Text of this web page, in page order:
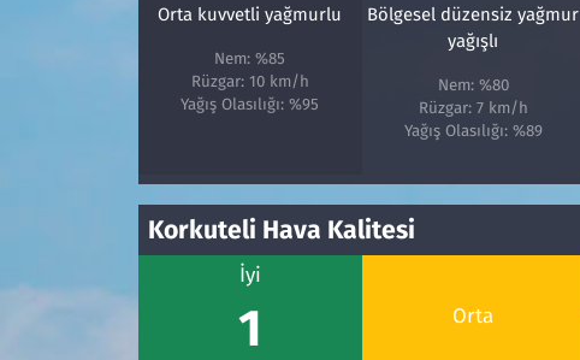
Orta kuvvetli yağmurlu
Nem: %85
Rüzgar: 10 km/h
Yağış Olasılığı: %95
Bölgesel düzensiz yağmur
yağışlı
Nem: %80
Rüzgar: 7 km/h
Yağış Olasılığı: %89
Korkuteli Hava Kalitesi
İyi
1 Orta